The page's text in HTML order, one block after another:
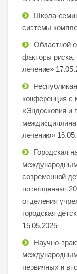
Школа-
системы
Областной
факторы риска,
лечение»
конференция с
«Эндоскопия и
лечению»
Городская
современной
посвященная
отделения
городская
15.05.2025
Научно-
первичных и